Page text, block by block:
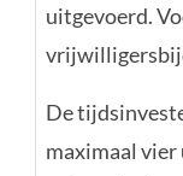
uitgevoerd.
De
maximaal vier